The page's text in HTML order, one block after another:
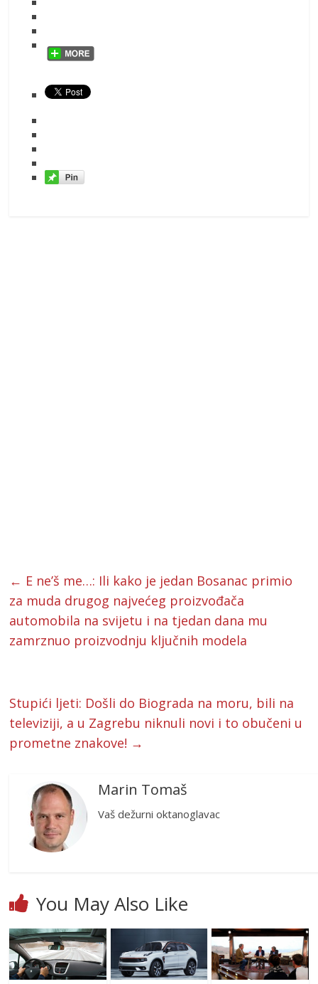
← E ne’š me…: Ili kako je jedan Bosanac primio
za muda drugog najvećeg proizvođača
automobila na svijetu i na tjedan dana mu
zamrznuo proizvodnju ključnih modela
Stupići ljeti: Došli do Biograda na moru, bili na
televiziji, a u Zagrebu niknuli novi i to obučeni u
prometne znakove! →
Marin Tomaš
Vaš dežurni oktanoglavac
You May Also Like